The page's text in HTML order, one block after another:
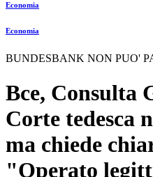
Economia
Economia
BUNDESBANK NON PUO'
Bce, Consulta
Corte tedesca
ma chiede
"Operato